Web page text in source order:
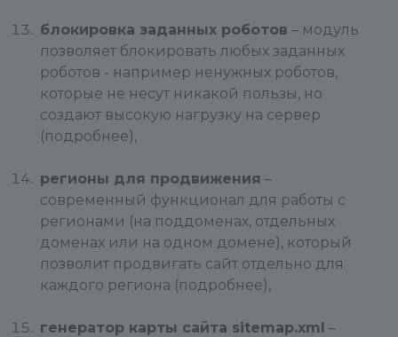
блокировка заданных роботов – модуль
позволяет блокировать любых заданных
роботов - например ненужных роботов,
которые не несут никакой пользы, но
создают высокую нагрузку на сервер
(подробнее),
регионы для продвижения –
современный функционал для работы с
регионами (на поддоменах, отдельных
доменах или на одном домене), который
позволит продвигать сайт отдельно для
каждого региона (подробнее),
генератор карты сайта sitemap.xml –